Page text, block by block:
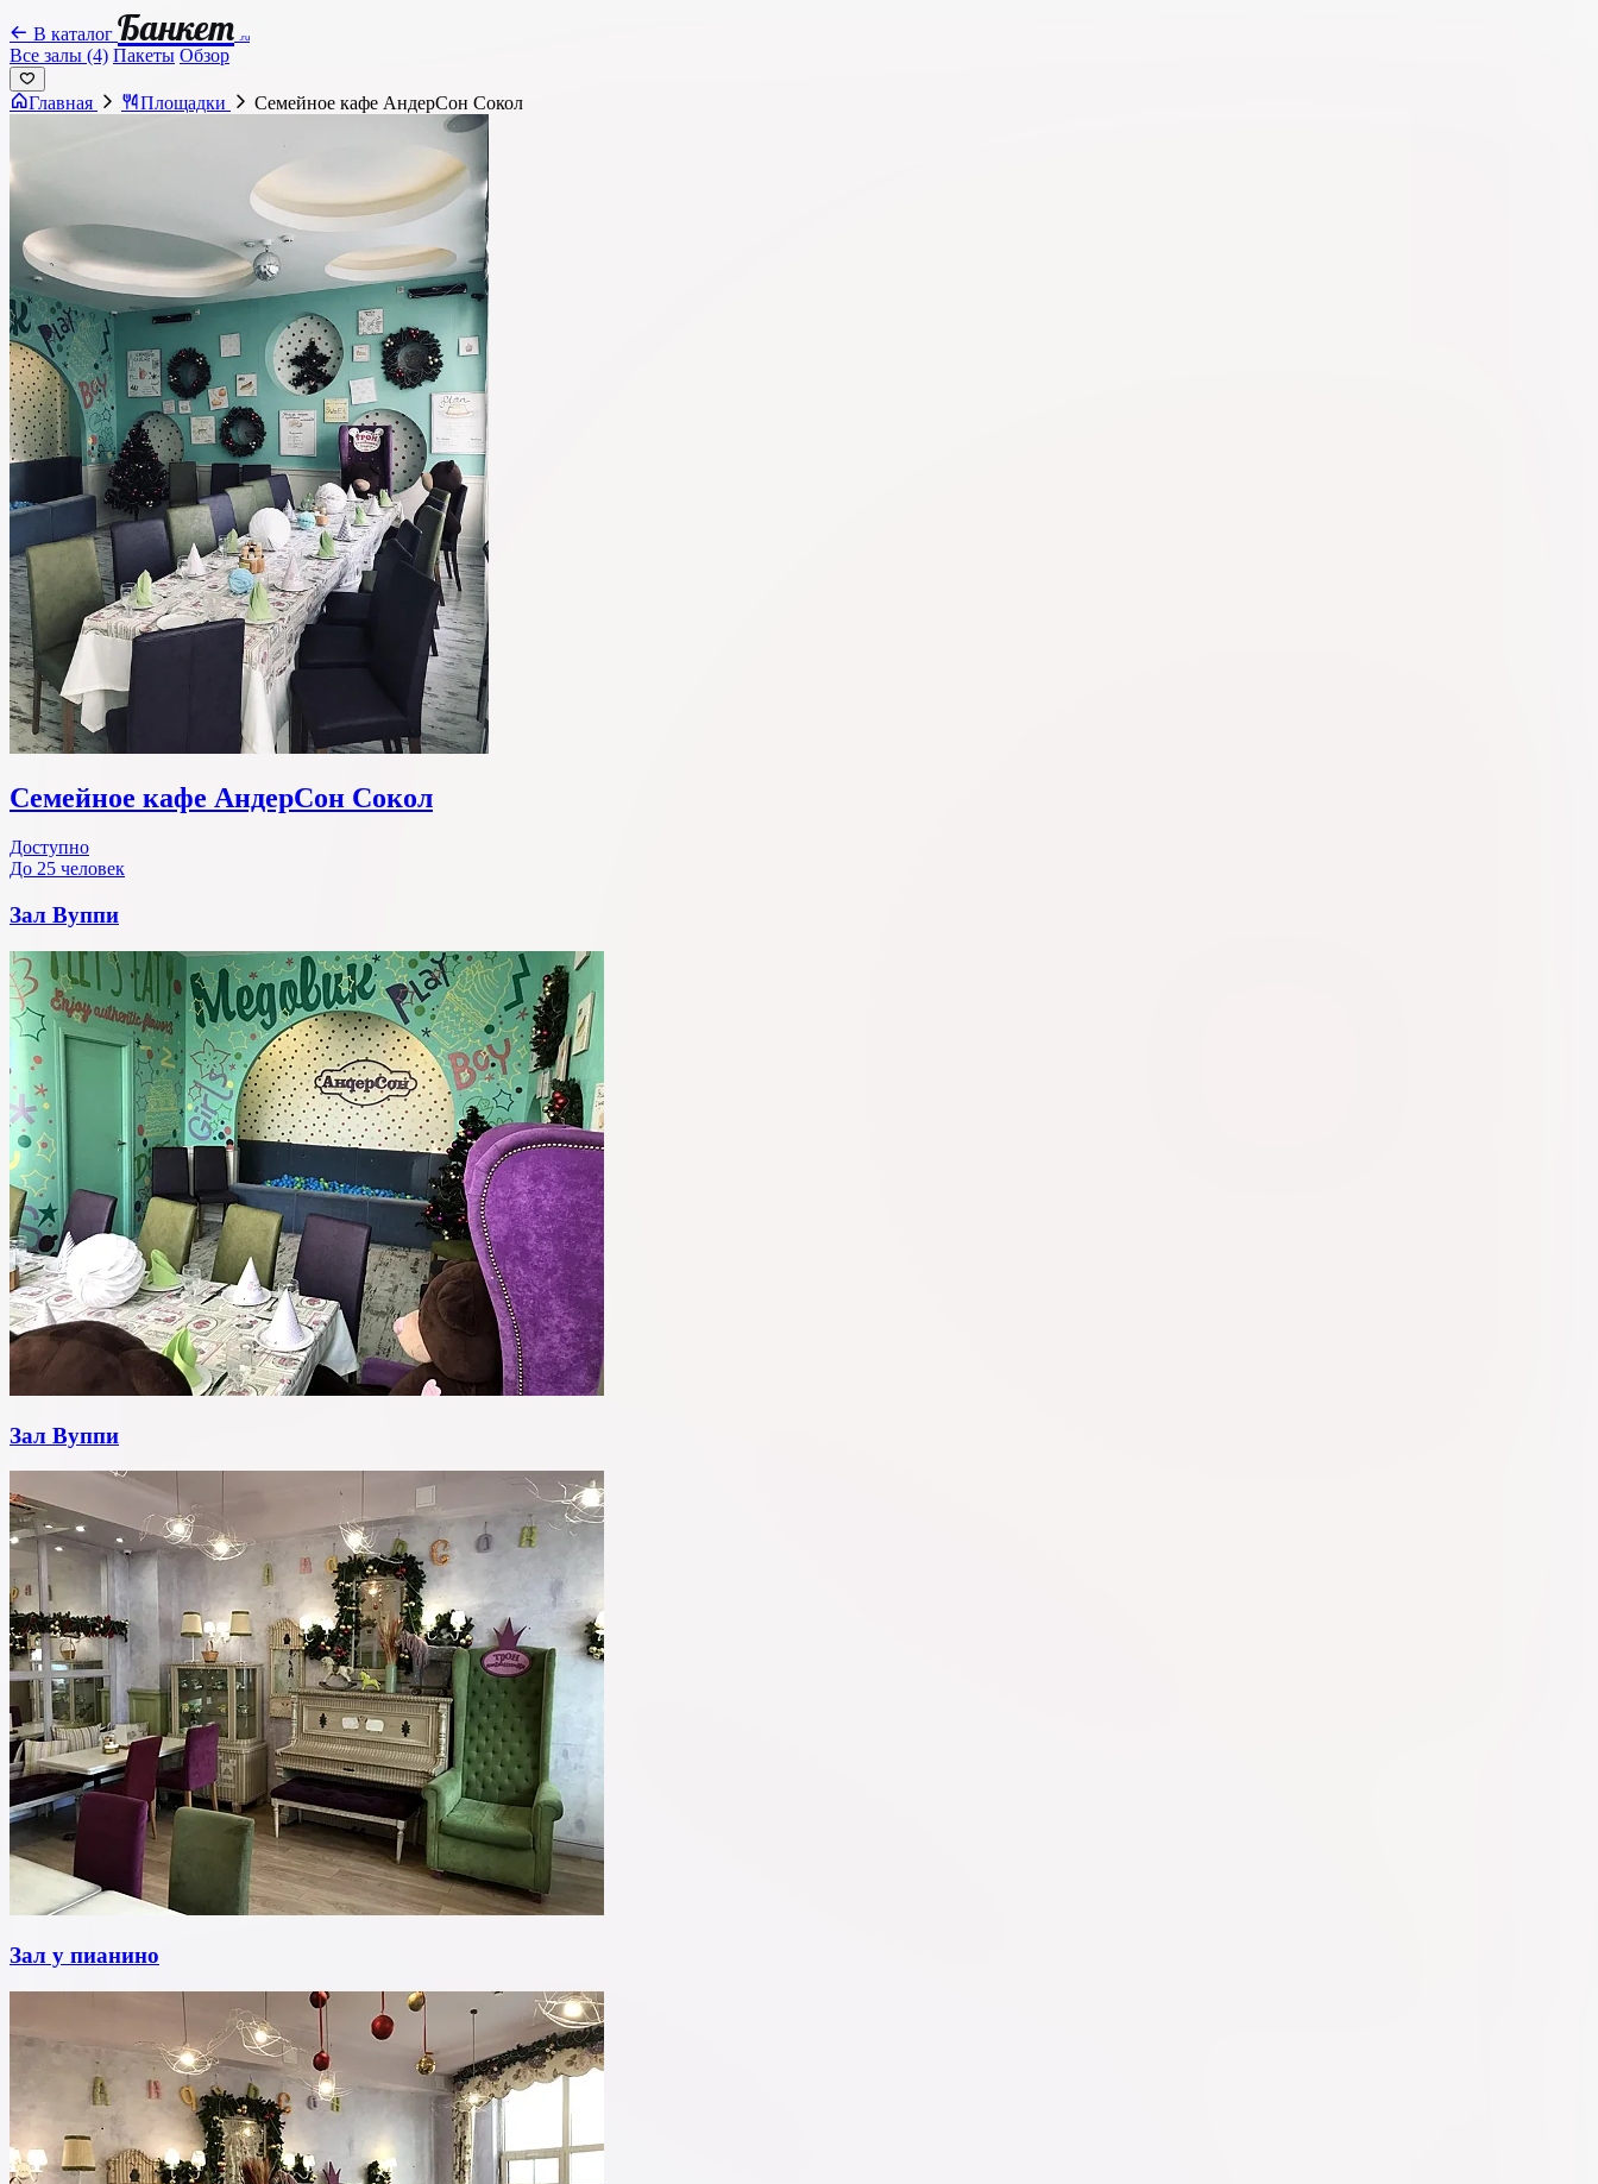
В каталог Банкет .ru
Все залы (4) Пакеты Обзор
Главная Площадки Семейное кафе АндерСон Сокол
Семейное кафе АндерСон Сокол
Доступно
До 25 человек
Зал Вуппи
Зал Вуппи
Зал у пианино